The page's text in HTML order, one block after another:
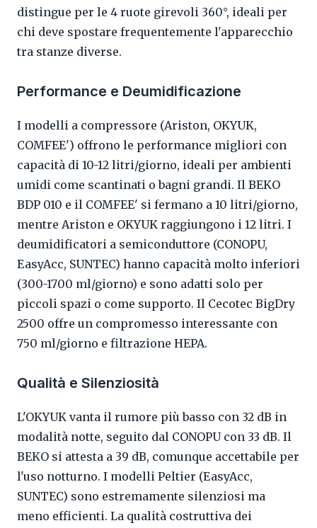
distingue per le 4 ruote girevoli 360°, ideali per
chi deve spostare frequentemente l'apparecchio
tra stanze diverse.
Performance e Deumidificazione
I modelli a compressore (Ariston, OKYUK,
COMFEE') offrono le performance migliori con
capacità di 10-12 litri/giorno, ideali per ambienti
umidi come scantinati o bagni grandi. Il BEKO
BDP 010 e il COMFEE' si fermano a 10 litri/giorno,
mentre Ariston e OKYUK raggiungono i 12 litri. I
deumidificatori a semiconduttore (CONOPU,
EasyAcc, SUNTEC) hanno capacità molto inferiori
(300-1700 ml/giorno) e sono adatti solo per
piccoli spazi o come supporto. Il Cecotec BigDry
2500 offre un compromesso interessante con
750 ml/giorno e filtrazione HEPA.
Qualità e Silenziosità
L'OKYUK vanta il rumore più basso con 32 dB in
modalità notte, seguito dal CONOPU con 33 dB. Il
BEKO si attesta a 39 dB, comunque accettabile per
l'uso notturno. I modelli Peltier (EasyAcc,
SUNTEC) sono estremamente silenziosi ma
meno efficienti. La qualità costruttiva dei